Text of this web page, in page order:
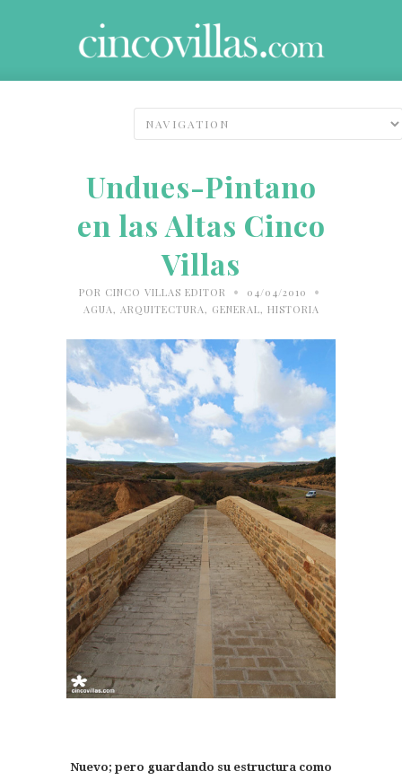
Undues-Pintano
en las Altas Cinco
Villas
POR CINCO VILLAS EDITOR • 04/04/2010 •
AGUA , ARQUITECTURA , GENERAL, HISTORIA
Nuevo; pero guardando su estructura como